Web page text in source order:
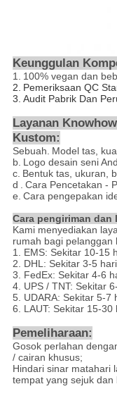
Keunggulan
1. 100% vegan dan
2. Pemeriksaan QC
3. Audit Pabrik Dan
Layanan
Kustom:
Sebuah. Model tas,
b. Logo desain seni
c. Bentuk tas, ukuran,
d . Cara Pencetakan -
e. Cara pengepakan
Cara pengiriman dan
Kami menyediakan
rumah bagi pelanggan
1. EMS: Sekitar 10-15
2. DHL: Sekitar 3-5
3. FedEx: Sekitar 4-6
4. UPS / TNT: Sekitar
5. UDARA: Sekitar 5-7
6. LAUT: Sekitar 15-30
Pemeliharaan:
Gosok perlahan
/ cairan khusus;
Hindari sinar matahari
tempat yang sejuk dan